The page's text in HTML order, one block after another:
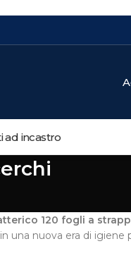
ad incastro
120 fogli a
una nuova era di igiene